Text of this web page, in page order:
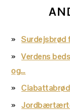
Surdejsbrød
Verdens
og…
Jordbærtærte